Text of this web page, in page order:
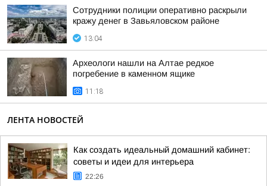
Сотрудники полиции оперативно раскрыли
кражу денег в Завьяловском районе
13:04
Археологи нашли на Алтае редкое
погребение в каменном ящике
11:18
ЛЕНТА НОВОСТЕЙ
Как создать идеальный домашний кабинет:
советы и идеи для интерьера
22:26